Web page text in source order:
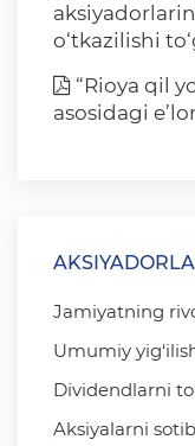
o‘tkazilishi
“Rioya qil
asosidagi
Jamiyatning
Umumiy
Dividendlarni
Aksiyalarni